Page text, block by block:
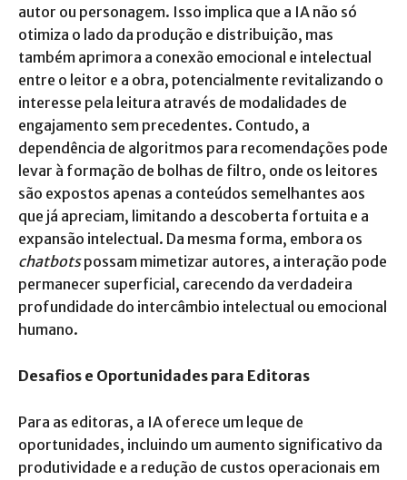
autor ou personagem. Isso implica que a IA não só
otimiza o lado da produção e distribuição, mas
também aprimora a conexão emocional e intelectual
entre o leitor e a obra, potencialmente revitalizando o
interesse pela leitura através de modalidades de
engajamento sem precedentes. Contudo, a
dependência de algoritmos para recomendações pode
levar à formação de bolhas de filtro, onde os leitores
são expostos apenas a conteúdos semelhantes aos
que já apreciam, limitando a descoberta fortuita e a
expansão intelectual. Da mesma forma, embora os
chatbotspossam mimetizar autores, a interação pode
permanecer superficial, carecendo da verdadeira
profundidade do intercâmbio intelectual ou emocional
humano.
Desafios e Oportunidades para Editoras
Para as editoras, a IA oferece um leque de
oportunidades, incluindo um aumento significativo da
produtividade e a redução de custos operacionais em